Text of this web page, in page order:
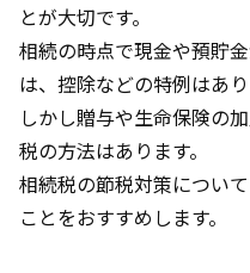
とが大切です。
相続の時点で現金や預貯
は、控除などの特例はあり
しかし贈与や生命保険の
税の方法はあります。
相続税の節税対策につい
ことをおすすめします。